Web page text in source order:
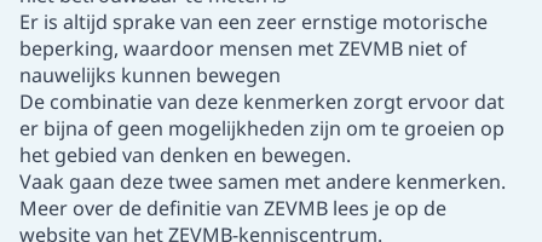
Er is altijd sprake van een zeer ernstige motorische
beperking, waardoor mensen met ZEVMB niet of
nauwelijks kunnen bewegen
De combinatie van deze kenmerken zorgt ervoor dat
er bijna of geen mogelijkheden zijn om te groeien op
het gebied van denken en bewegen.
Vaak gaan deze twee samen met andere kenmerken.
Meer over de definitie van ZEVMB lees je op de
website van het ZEVMB-kenniscentrum.